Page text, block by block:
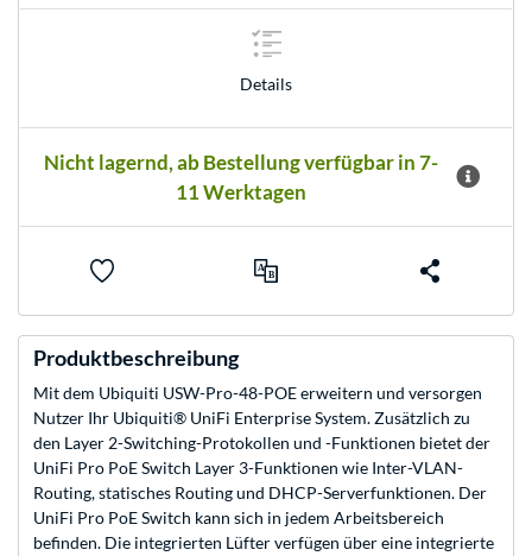
Details
Nicht lagernd, ab Bestellung verfügbar in 7-
11 Werktagen
Produktbeschreibung
Mit dem Ubiquiti USW-Pro-48-POE erweitern und versorgen
Nutzer Ihr Ubiquiti® UniFi Enterprise System. Zusätzlich zu
den Layer 2-Switching-Protokollen und -Funktionen bietet der
UniFi Pro PoE Switch Layer 3-Funktionen wie Inter-VLAN-
Routing, statisches Routing und DHCP-Serverfunktionen. Der
UniFi Pro PoE Switch kann sich in jedem Arbeitsbereich
befinden. Die integrierten Lüfter verfügen über eine integrierte